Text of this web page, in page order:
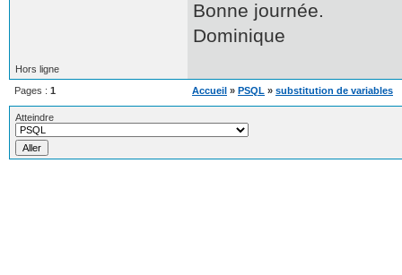
Bonne journée.
Dominique
Hors ligne
Pages : 1 Accueil » PSQL » substitution de variables
Atteindre